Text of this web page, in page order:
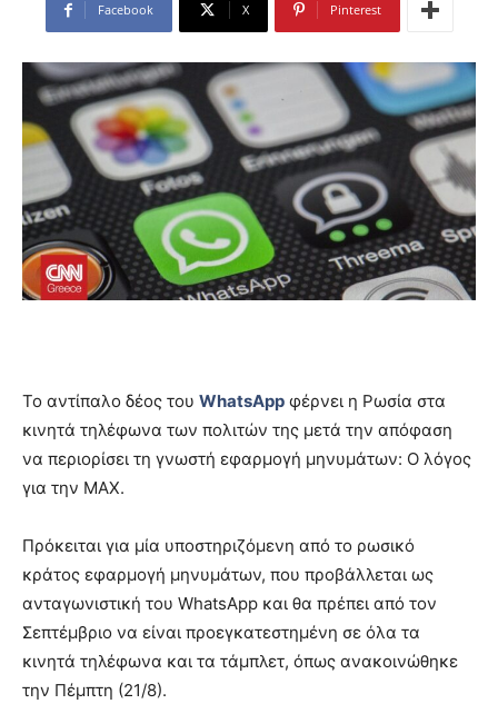
Facebook X Pinterest
Το αντίπαλο δέος του WhatsApp φέρνει η Ρωσία στα
κινητά τηλέφωνα των πολιτών της μετά την απόφαση
να περιορίσει τη γνωστή εφαρμογή μηνυμάτων: Ο λόγος
για την MAX.
Πρόκειται για μία υποστηριζόμενη από το ρωσικό
κράτος εφαρμογή μηνυμάτων, που προβάλλεται ως
ανταγωνιστική του WhatsApp και θα πρέπει από τον
Σεπτέμβριο να είναι προεγκατεστημένη σε όλα τα
κινητά τηλέφωνα και τα τάμπλετ, όπως ανακοινώθηκε
την Πέμπτη (21/8).